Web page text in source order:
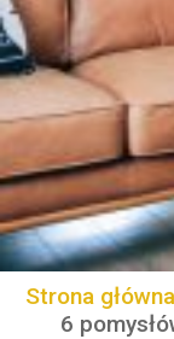
Strona główna
6